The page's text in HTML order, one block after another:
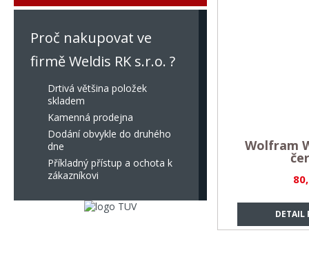
Proč nakupovat ve
firmě Weldis RK s.r.o. ?
Drtivá většina položek
skladem
Kamenná prodejna
Dodání obvykle do druhého
dne
Příkladný přístup a ochota k
zákazníkovi
DETAIL
Wolfram